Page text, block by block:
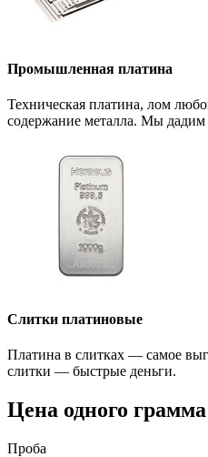
Промышленная платина
Техническая платина, лом
содержание металла. Мы
Слитки платиновые
Платина в слитках — самое
слитки — быстрые деньги.
Цена одного
Проба